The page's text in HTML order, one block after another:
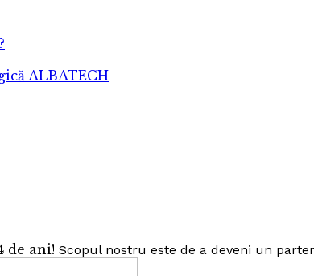
ALBATECH
de ani! Scopul nostru este de a deveni un